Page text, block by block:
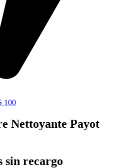
100
Nettoyante Payot
sin recargo